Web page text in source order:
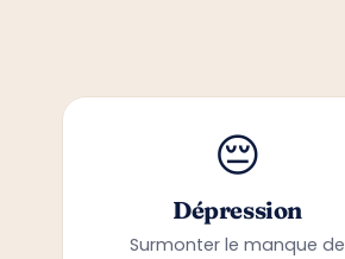
😔
Dépression
Surmonter le manque de